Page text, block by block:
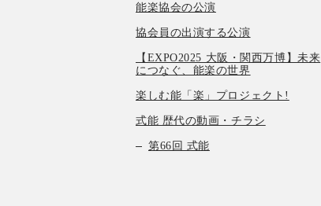
能楽協会の公演
協会員の出演する公演
【EXPO2025 大阪・関西万博】未来
につなぐ、能楽の世界
楽しむ能「楽」プロジェクト!
式能 歴代の動画・チラシ
第66回 式能